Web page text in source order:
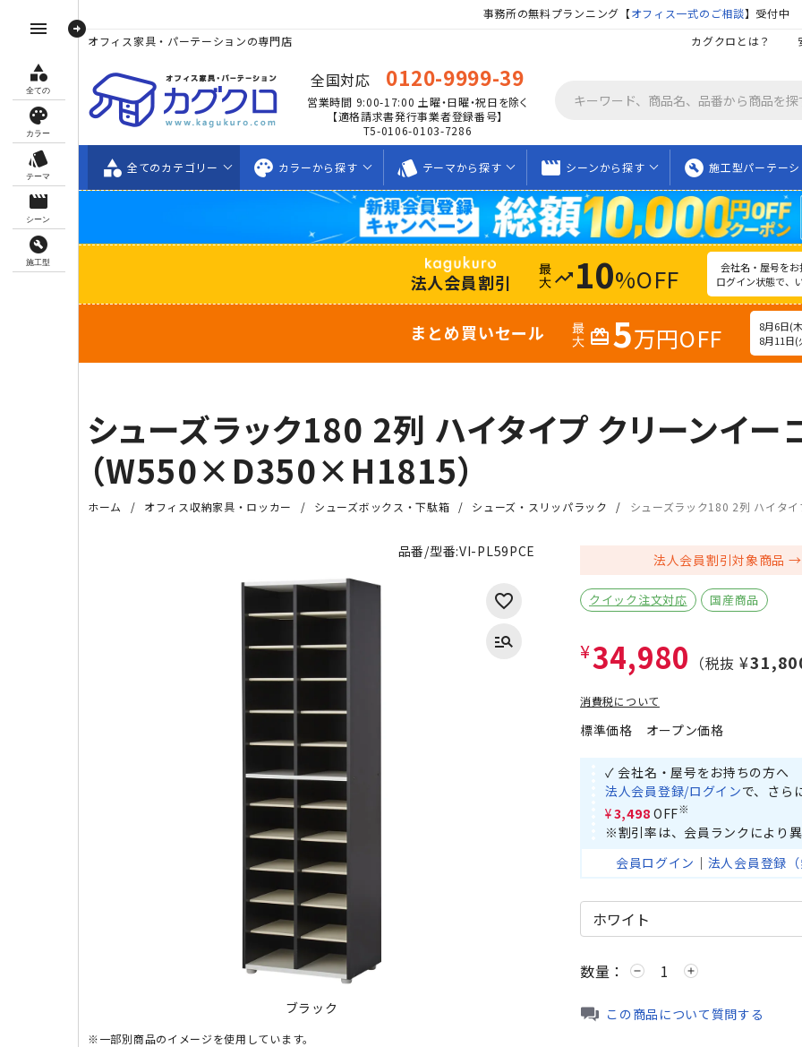
menu arrow_circle_right
category
全ての
palette
カラー
style
テーマ
movie_creation
シーン
build_circle
施工型
事務所の無料プランニング【オフィス一式のご相談】受付中
オフィス家具・パーテーションの専門店
カグクロとは？
全国対応 0120-9999-39
営業時間 9:00-17:00 土曜・日曜・祝日を除く
【適格請求書発行事業者登録番号】
T5-0106-0103-7286
category 全てのカテゴリー palette カラーから探す style テーマから探す movie_creation シーンから探す build_circle 施工型パーテー
法人会員割引 trending_up 10%OFF
会社名・屋号を
ログイン状態で、
まとめ買いセール redeem 5万円OFF
8月6日(
8月11日(
シューズラック180 2列 ハイタイプ クリーンイー
（W550×D350×H1815）
ホーム オフィス収納家具・ロッカー シューズボックス・下駄箱 シューズ・スリッパラック シューズラック180 2列 ハイタ
品番/型番:VI-PL59PCE
ブラック ホワイト
※一部別商品のイメージを使用しています。
法人会員割引対象商品
クイック注文対応 国産商品
¥34,980 （税抜
消費税について
標準価格 オープン価格
✓ 会社名・屋号をお持ちの方へ
法人会員登録/ログインで、さら
¥3,498 OFF※
※割引率は、会員ランクにより異
会員ログイン ｜ 法人会員登録（
数量： remove add
この商品について質問する